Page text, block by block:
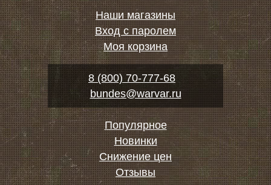
Наши магазины
Вход с паролем
Моя корзина
8 (800) 70-777-68
bundes@warvar.ru
Популярное
Новинки
Снижение цен
Отзывы